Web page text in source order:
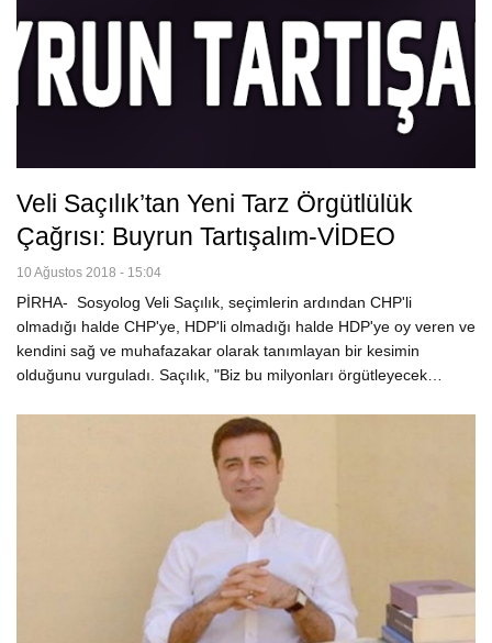
Veli Saçılık’tan Yeni Tarz Örgütlülük
Çağrısı: Buyrun Tartışalım-VİDEO
10 Ağustos 2018 - 15:04
PİRHA- Sosyolog Veli Saçılık, seçimlerin ardından CHP'li
olmadığı halde CHP'ye, HDP'li olmadığı halde HDP'ye oy veren ve
kendini sağ ve muhafazakar olarak tanımlayan bir kesimin
olduğunu vurguladı. Saçılık, "Biz bu milyonları örgütleyecek…